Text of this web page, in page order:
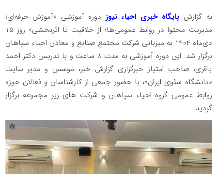
به گزارش پایگاه خبری احیاء نیوز دوره آموزشی «آموزش حرفه‌ای؛
مدیریت محتوا در روابط عمومی‌ها؛ از خلاقیت تا اثربخشی» روز 15
دی‌ماه 1404 به میزبانی شرکت مجتمع صنایع و معادن احیاء سپاهان
برگزار شد. این دوره آموزشی به مدت 8 ساعت و با تدریس دکتر احمد
باقری، صاحب امتیاز خبرگزاری گزارش خبر، موسس و مدیر سایت
«دانشگاه سئوی ایران»، با حضور جمعی از کارشناسان و فعالان حوزه
روابط عمومی گروه احیاء سپاهان و شرکت های زیر مجموعه برگزار
گردید.